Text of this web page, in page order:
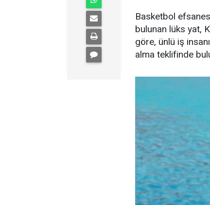
Basketbol
bulunan lüks yat,
göre, ünlü iş
alma teklifinde